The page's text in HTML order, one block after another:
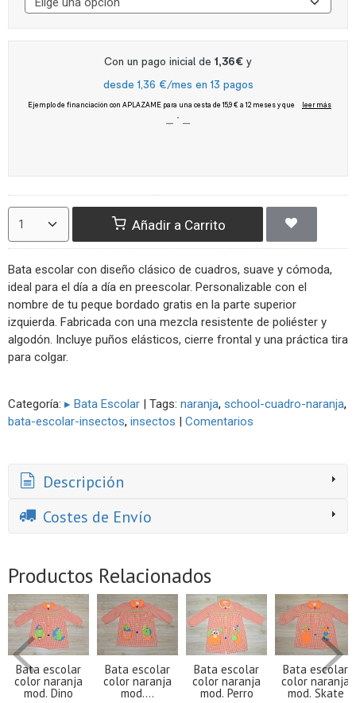
Añadir a Carrito
Bata escolar con diseño clásico de cuadros, suave y cómoda,
ideal para el día a día en preescolar. Personalizable con el
nombre de tu peque bordado gratis en la parte superior
izquierda. Fabricada con una mezcla resistente de poliéster y
algodón. Incluye puños elásticos, cierre frontal y una práctica tira
para colgar.
Categoría: ▸ Bata Escolar | Tags: naranja school-cuadro-naranja
bata-escolar-insectos insectos | Comentarios
Descripción
Costes de Envío
Productos Relacionados
Bata escolar
color naranja
mod. Dino
Bata escolar
color naranja
mod....
Bata escolar
color naranja
mod. Perro
Bata escolar
color naranja
mod. Skate